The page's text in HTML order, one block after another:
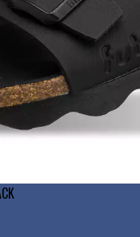
podatkov ste seznanjeni s
, specifičnimi nameni
pravicami glede
podatkov.